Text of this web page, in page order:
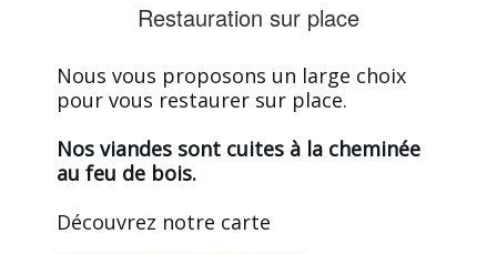
Restauration sur place
Nous vous proposons un large choix
pour vous restaurer sur place.
Nos viandes sont cuites à la cheminée
au feu de bois.
Découvrez notre carte